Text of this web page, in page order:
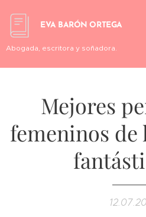
EVA BARÓN ORTEGA
Abogada, escritora y soñadora.
Mejores
femeninos